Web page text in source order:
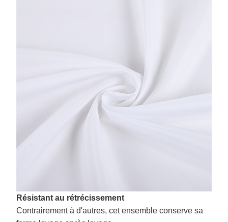
Résistant au rétrécissement
Contrairement à d'autres, cet ensemble conserve sa